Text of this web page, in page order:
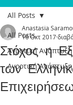
All Posts
Αγροτική Ανάπτυξη
Αγροτική Ανάπτυξη
All Posts
Στόχος η
των
Anastasia
16 Οκτ 2017